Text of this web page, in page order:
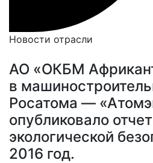
Новости отрасли
АО «ОКБМ
в
Росатома —
опубликовало
экологической
2016 год.